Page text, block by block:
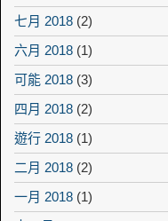
七月 2018 (2)
六月 2018 (1)
可能 2018 (3)
四月 2018 (2)
遊行 2018 (1)
二月 2018 (2)
一月 2018 (1)